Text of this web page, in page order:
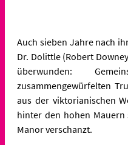
Auch sieben Jahre nach
Dr. Dolittle (Robert
überwunden:
zusammengewürfelten
aus der viktorianischen
hinter den hohen Mauern
Manor verschanzt.